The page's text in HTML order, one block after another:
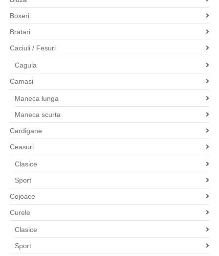
Boxeri
Bratari
Caciuli / Fesuri
Cagula
Camasi
Maneca lunga
Maneca scurta
Cardigane
Ceasuri
Clasice
Sport
Cojoace
Curele
Clasice
Sport